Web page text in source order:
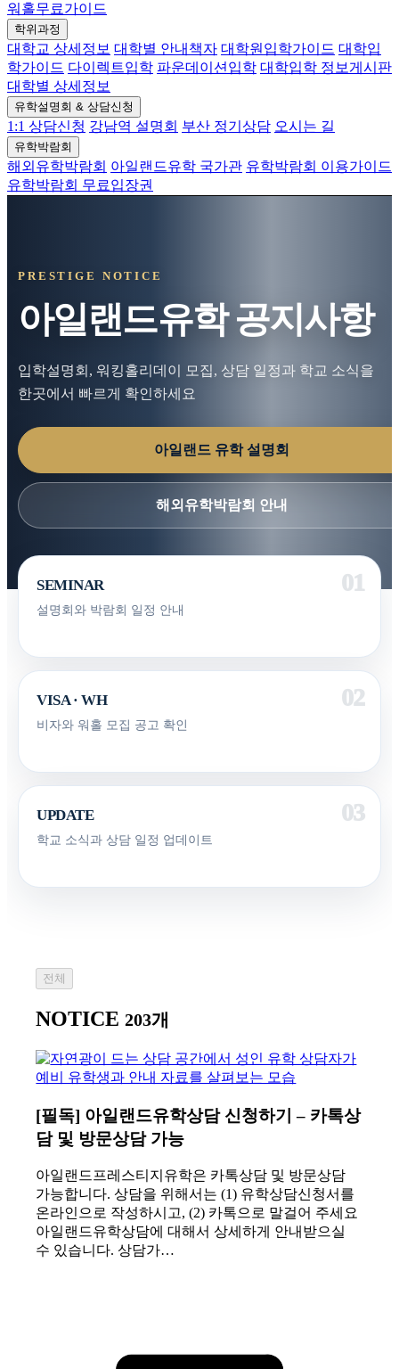
워홀무료가이드
학위과정
대학교 상세정보 대학별 안내책자 대학원입학가이드 대학입
학가이드 다이렉트입학 파운데이션입학 대학입학 정보게시판
대학별 상세정보
유학설명회 & 상담신청
1:1 상담신청 강남역 설명회 부산 정기상담 오시는 길
유학박람회
해외유학박람회 아일랜드유학 국가관 유학박람회 이용가이드
유학박람회 무료입장권
PRESTIGE NOTICE
아일랜드유학 공지사항
입학설명회, 워킹홀리데이 모집, 상담 일정과 학교 소식을
한곳에서 빠르게 확인하세요
아일랜드 유학 설명회
해외유학박람회 안내
SEMINAR
설명회와 박람회 일정 안내
VISA · WH
비자와 워홀 모집 공고 확인
UPDATE
학교 소식과 상담 일정 업데이트
전체
NOTICE203개
[필독] 아일랜드유학상담 신청하기 – 카톡상
담 및 방문상담 가능
아일랜드프레스티지유학은 카톡상담 및 방문상담
가능합니다. 상담을 위해서는 (1) 유학상담신청서를
온라인으로 작성하시고, (2) 카톡으로 말걸어 주세요
아일랜드유학상담에 대해서 상세하게 안내받으실
수 있습니다. 상담가…